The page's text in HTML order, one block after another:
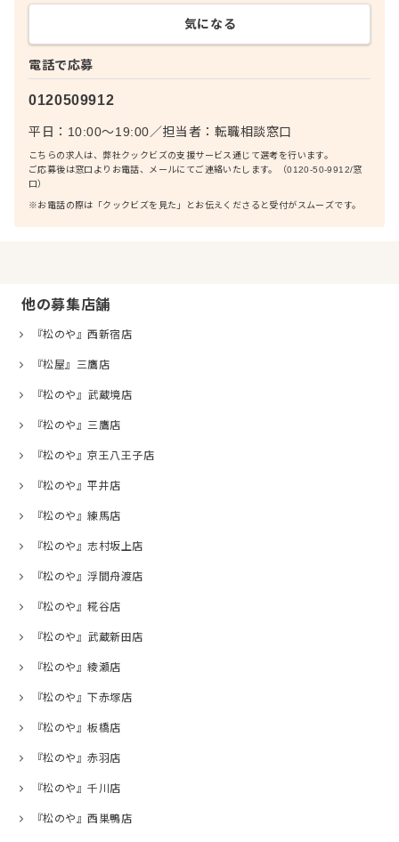
電話で応募
0120509912
平日：10:00〜19:00／担当者： 転職相談窓口
こちらの求人は、弊社クックビズの支援サービス通じて選考を行います。
ご応募後は窓口よりお電話、メールにてご連絡いたします。（0120-50-9912/窓
口）
※お電話の際は「クックビズを見た」とお伝えくださると受付がスムーズです。
気になる
他の募集店舗
『松のや』西新宿店
『松屋』三鷹店
『松のや』武蔵境店
『松のや』三鷹店
『松のや』京王八王子店
『松のや』平井店
『松のや』練馬店
『松のや』志村坂上店
『松のや』浮間舟渡店
『松のや』糀谷店
『松のや』武蔵新田店
『松のや』綾瀬店
『松のや』下赤塚店
『松のや』板橋店
『松のや』赤羽店
『松のや』千川店
『松のや』西巣鴨店